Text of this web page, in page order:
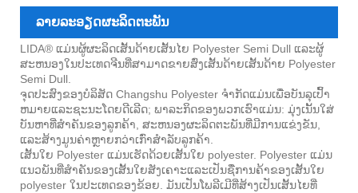
ລາຍ​ລະ​ອຽດ​ຜະ​ລິດ​ຕະ​ພັນ
LIDA® ແມ່ນຜູ້ຜະລິດເສັ້ນດ້າຍເສັ້ນໄຍ Polyester Semi Dull ແລະຜູ້
ສະຫນອງໃນປະເທດຈີນທີ່ສາມາດຂາຍສົ່ງເສັ້ນດ້າຍເສັ້ນດ້າຍ Polyester
Semi Dull.
ຈຸດ​ປະ​ສົງ​ຂອງ​ບໍ​ລິ​ສັດ Changshu Polyester ຈໍາ​ກັດ​ແມ່ນ​ເພື່ອ​ບັນ​ລຸ​ເປົ້າ​
ຫມາຍ​ແລະ​ຊະ​ນະ​ໂດຍ​ດີ​ເລີດ​; ພາລະກິດຂອງພວກເຮົາແມ່ນ: ມຸ່ງເນັ້ນໃສ່
ບັນຫາທີ່ສໍາຄັນຂອງລູກຄ້າ, ສະຫນອງຜະລິດຕະພັນທີ່ມີການແຂ່ງຂັນ,
ແລະສ້າງມູນຄ່າຫຼາຍກວ່າເກົ່າສໍາລັບລູກຄ້າ.
ເສັ້ນໃຍ Polyester ແມ່ນເຮັດດ້ວຍເສັ້ນໃຍ polyester. Polyester ແມ່ນ
ແນວພັນທີ່ສໍາຄັນຂອງເສັ້ນໃຍສັງເຄາະແລະເປັນຊື່ການຄ້າຂອງເສັ້ນໃຍ
polyester ໃນປະເທດຂອງຂ້ອຍ. ມັນເປັນໂພລີເມີທີ່ສ້າງເປັນເສັ້ນໄຍທີ່